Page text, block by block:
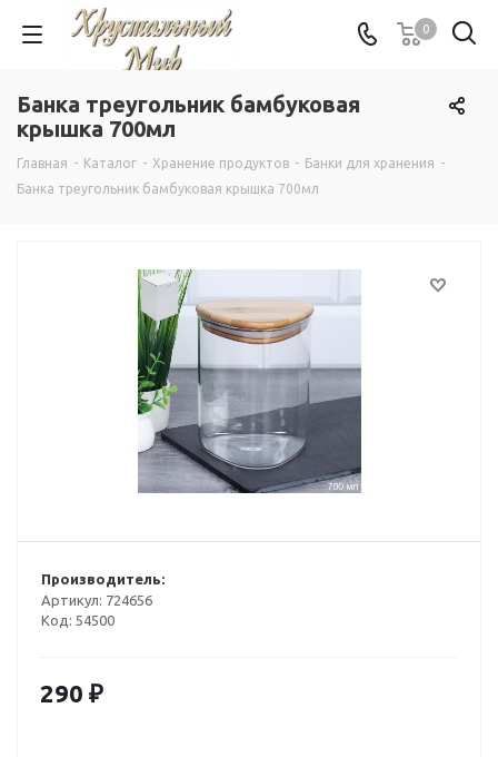
0
Банка треугольник бамбуковая
крышка 700мл
Главная - Каталог - Хранение продуктов - Банки для хранения -
Банка треугольник бамбуковая крышка 700мл
Производитель:
Артикул: 724656
Код: 54500
290 ₽